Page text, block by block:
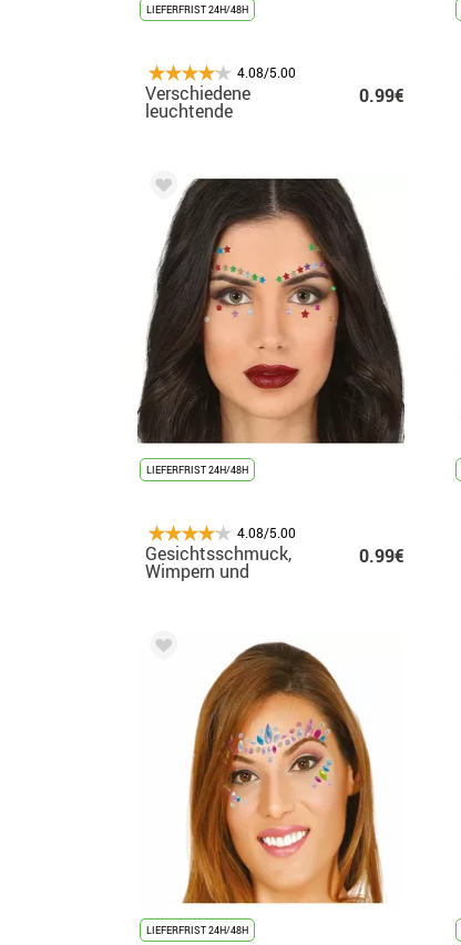
LIEFERFRIST 24H/48H
4.08/5.00
Verschiedene
leuchtende
0.99€
LIEFERFRIST 24H/48H
4.08/5.00
Gesichtsschmuck,
Wimpern und
Augenbrauen,
0.99€
LIEFERFRIST 24H/48H